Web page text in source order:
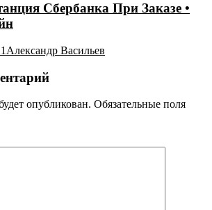
Сбербанка При Заказе •
Александр Васильев
опубликован. Обязательные поля